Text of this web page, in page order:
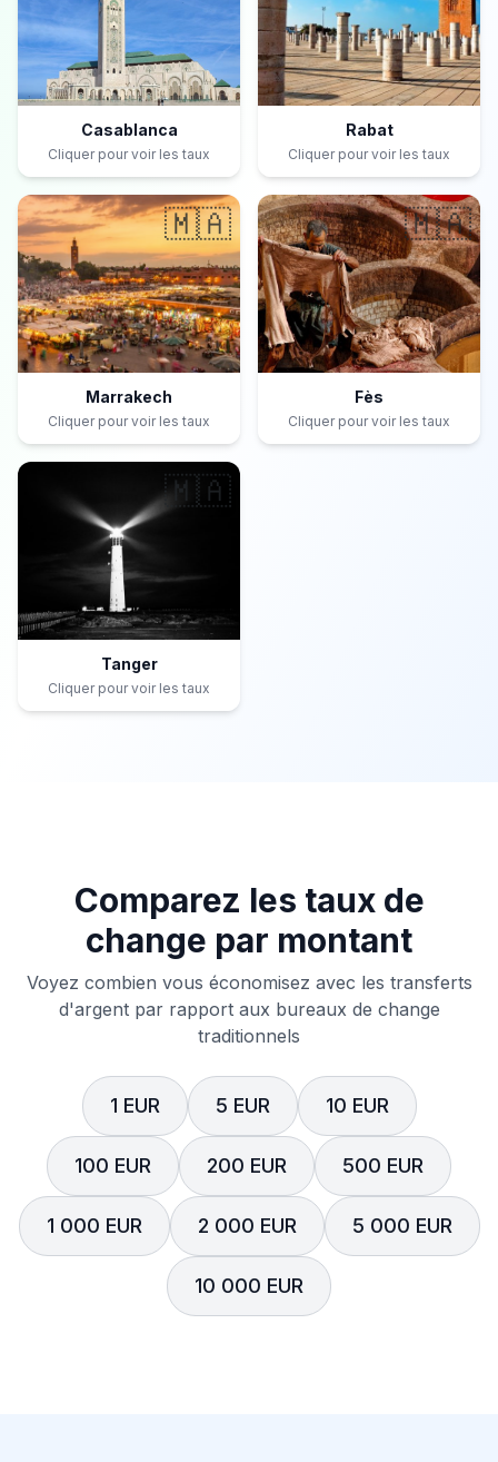
Casablanca
Cliquer pour voir les taux
Rabat
Cliquer pour voir les taux
🇲🇦
Marrakech
Cliquer pour voir les taux
🇲🇦
Fès
Cliquer pour voir les taux
🇲🇦
Tanger
Cliquer pour voir les taux
Comparez les taux de
change par montant
Voyez combien vous économisez avec les transferts
d'argent par rapport aux bureaux de change
traditionnels
1 EUR 5 EUR 10 EUR
100 EUR 200 EUR 500 EUR
1 000 EUR 2 000 EUR 5 000 EUR
10 000 EUR